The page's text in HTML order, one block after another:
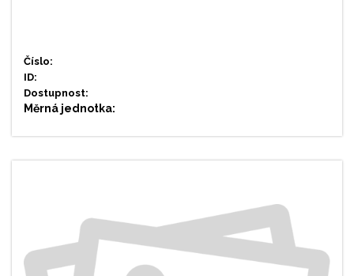
Číslo:
ID:
Dostupnost:
Měrná jednotka: